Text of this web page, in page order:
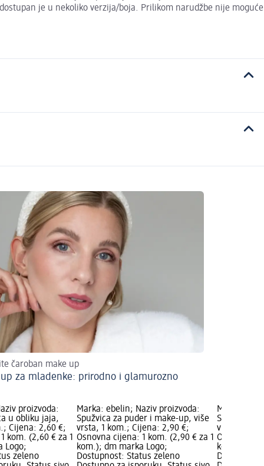
je u nekoliko verzija/boja. Prilikom narudžbe nije moguće
čaroban make up
up za mladenke: prirodno i glamurozno
proizvoda:
u obliku jaja,
Cijena: 2,60 €;
kom. (2,60 € za 1
Logo;
zeleno
Marka: ebelin; Naziv proizvoda:
Spužvica za puder i make-up, više
vrsta, 1 kom.; Cijena: 2,90 €;
Osnovna cijena: 1 kom. (2,90 € za 1
kom.); dm marka Logo;
Dostupnost: Status zeleno
Marka:
Spužvica
više vrsta,
Osnovna
kom.); dm